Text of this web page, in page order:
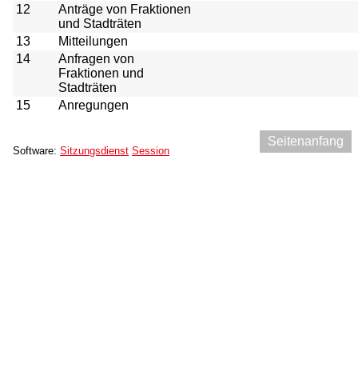
12
Anträge von Fraktionen
und Stadträten
13
Mitteilungen
14
Anfragen von
Fraktionen und
Stadträten
15
Anregungen
Seitenanfang
Software: Sitzungsdienst Session